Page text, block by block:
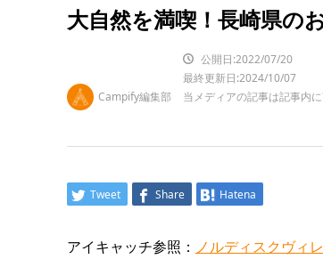
大自然を満喫！長崎県の
Campify編集部
公開日:2022/07/20
最終更新日:2024/10/07
当メディアの記事は記事内
Tweet Share Hatena
アイキャッチ参照： ノルディスクヴィ